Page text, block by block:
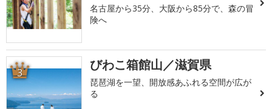
名古屋から35分、大阪から85分で、森の冒
険へ
3 びわこ箱館山／滋賀県
琵琶湖を一望、開放感あふれる空間が広が
る